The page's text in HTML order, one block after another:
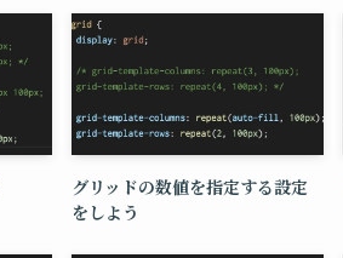
グリッドの数値を指定する設定
をしよう